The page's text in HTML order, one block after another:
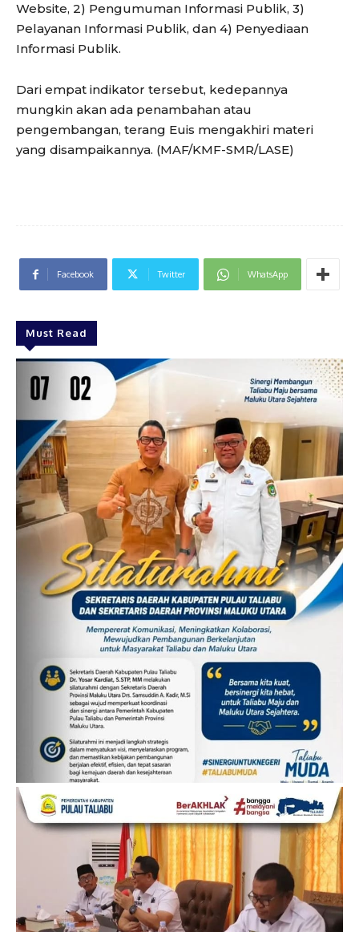
Website, 2) Pengumuman Informasi Publik, 3)
Pelayanan Informasi Publik, dan 4) Penyediaan
Informasi Publik.
Dari empat indikator tersebut, kedepannya
mungkin akan ada penambahan atau
pengembangan, terang Euis mengakhiri materi
yang disampaikannya. (MAF/KMF-SMR/LASE)
Facebook Twitter WhatsApp
Must Read